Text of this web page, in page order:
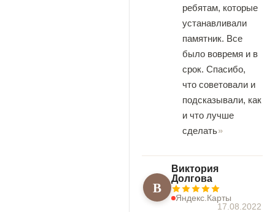
ребятам, которые
устанавливали
памятник. Все
было вовремя и в
срок. Спасибо,
что советовали и
подсказывали, как
и что лучше
сделать
В
Виктория
Долгова
Яндекс.Карты
17.08.2022